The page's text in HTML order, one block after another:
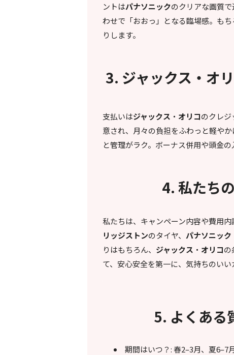
ントはパナソニックのクリアな画質
わせで「おおっ」となる臨場感。もち
りします。
3. ジャックス・オ
支払いはジャックス ・ オリコのクレ
意され、月々の負担をふわっと軽や
と管理がラク。ボーナス併用や頭金
4. 私たち
私たちは、キャンペーン内容や費用内
リッジストンのタイヤ、 パナソニック
りはもちろん、 ジャックス ・ オリコの
て、安心安全を第一に、気持ちのい
5. よくある
期間はいつ？: 春2–3月、夏6–7